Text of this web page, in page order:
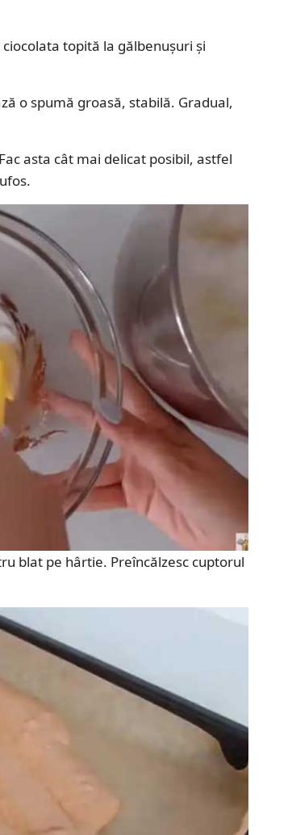
topită la gălbenușuri și
o spumă groasă, stabilă. Gradual,
asta cât mai delicat posibil, astfel
blat pe hârtie. Preîncălzesc cuptorul